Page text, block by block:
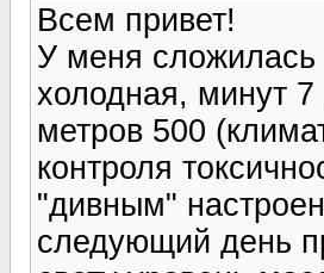
Всем привет!
У меня
холодная, минут 7
метров 500
контроля
"дивным"
следующий день